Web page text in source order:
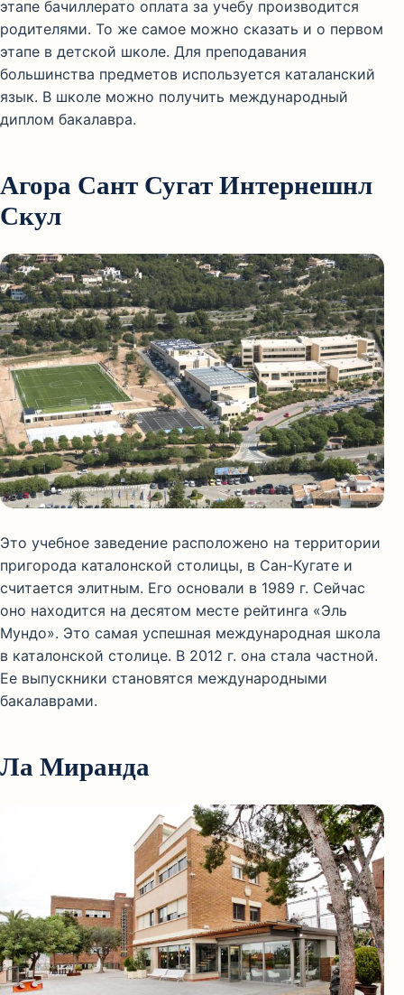
этапе бачиллерато оплата за учебу производится
родителями. То же самое можно сказать и о первом
этапе в детской школе. Для преподавания
большинства предметов используется каталанский
язык. В школе можно получить международный
диплом бакалавра.
Агора Сант Сугат Интернешнл
Скул
Это учебное заведение расположено на территории
пригорода каталонской столицы, в Сан-Кугате и
считается элитным. Его основали в 1989 г. Сейчас
оно находится на десятом месте рейтинга «Эль
Мундо». Это самая успешная международная школа
в каталонской столице. В 2012 г. она стала частной.
Ее выпускники становятся международными
бакалаврами.
Ла Миранда